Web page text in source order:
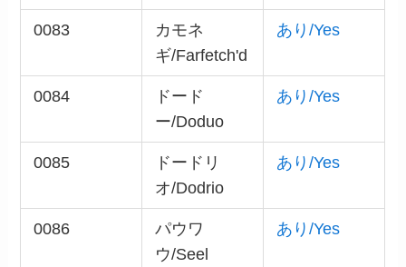
0083
カモネ
ギ/Farfetch'd
あり/Yes
0084
ドード
ー/Doduo
あり/Yes
0085
ドードリ
オ/Dodrio
あり/Yes
0086
パウワ
ウ/Seel
あり/Yes